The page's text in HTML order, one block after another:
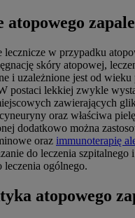
atopowego
lecznicze w przypadku
skóry atopowej,
i uzależnione jest od wieku
postaci lekkiej zwykle
zawierających
oraz właściwa
dodatkowo można
oraz immunoterapię
do leczenia szpitalnego
leczenia ogólnego.
atopowego